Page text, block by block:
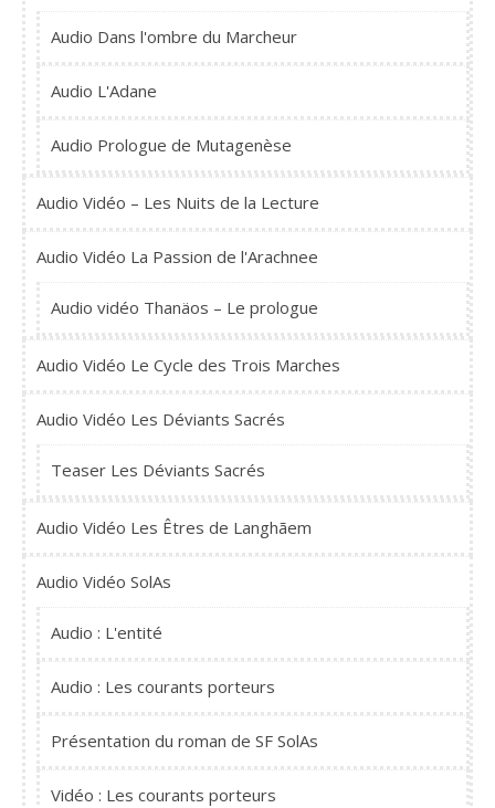
Audio Dans l'ombre du Marcheur
Audio L'Adane
Audio Prologue de Mutagenèse
Audio Vidéo – Les Nuits de la Lecture
Audio Vidéo La Passion de l'Arachnee
Audio vidéo Thanäos – Le prologue
Audio Vidéo Le Cycle des Trois Marches
Audio Vidéo Les Déviants Sacrés
Teaser Les Déviants Sacrés
Audio Vidéo Les Êtres de Langhãem
Audio Vidéo SolAs
Audio : L'entité
Audio : Les courants porteurs
Présentation du roman de SF SolAs
Vidéo : Les courants porteurs